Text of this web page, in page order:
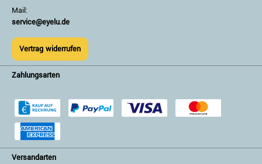
Mail:
service@eyelu.de
Vertrag widerrufen
Zahlungsarten
Versandarten